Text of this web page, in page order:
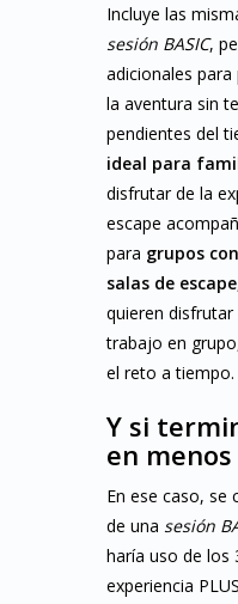
Incluye las
sesión BASIC,
adicionales
la aventura sin
pendientes del
ideal para
disfrutar de la
escape
para grupos
salas de escape
quieren disfrutar
trabajo en
el reto a tiempo.
Y si
en
En ese caso, se
de una sesión
haría uso de los
experiencia